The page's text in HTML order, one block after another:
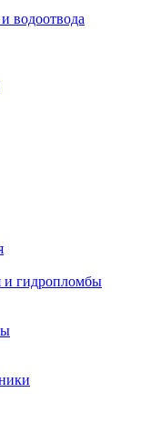
водоотвода
и гидропломбы